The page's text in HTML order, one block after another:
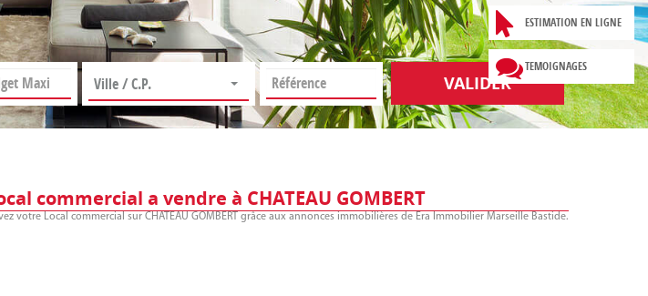
ESTIMATION EN LIGNE
TEMOIGNAGES
Ville / C.P. VALIDER
commercial a vendre à CHATEAU GOMBERT
votre Local commercial sur CHATEAU GOMBERT grâce aux annonces immobilières de Era Immobilier Marseille Bastide.